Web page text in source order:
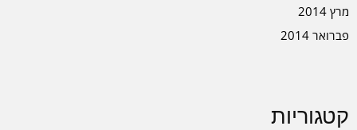
מרץ 2014
פברואר 2014
קטגוריות